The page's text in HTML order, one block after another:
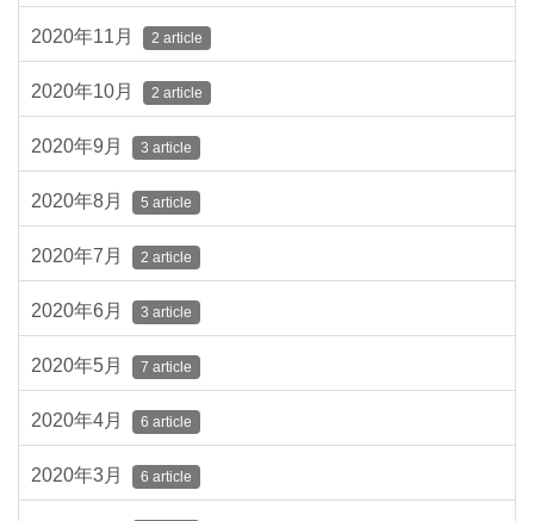
2020年11月 2 article
2020年10月 2 article
2020年9月 3 article
2020年8月 5 article
2020年7月 2 article
2020年6月 3 article
2020年5月 7 article
2020年4月 6 article
2020年3月 6 article